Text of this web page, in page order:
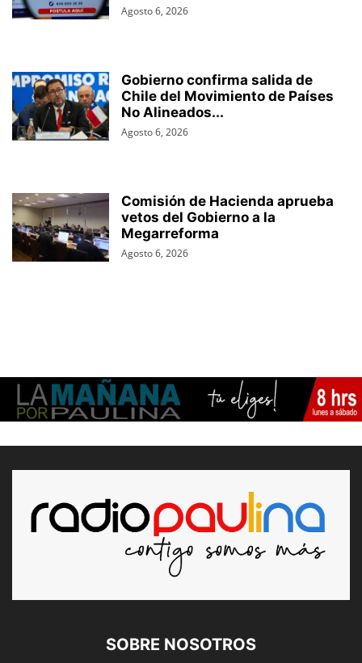
Agosto 6, 2026
Gobierno confirma salida de
Chile del Movimiento de Países
No Alineados...
Agosto 6, 2026
Comisión de Hacienda aprueba
vetos del Gobierno a la
Megarreforma
Agosto 6, 2026
SOBRE NOSOTROS